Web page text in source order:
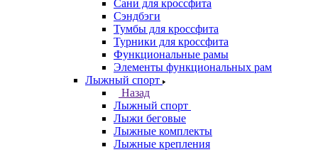
Сани для кроссфита
Сэндбэги
Тумбы для кроссфита
Турники для кроссфита
Функциональные рамы
Элементы функциональных рам
Лыжный спорт
Назад
Лыжный спорт
Лыжи беговые
Лыжные комплекты
Лыжные крепления